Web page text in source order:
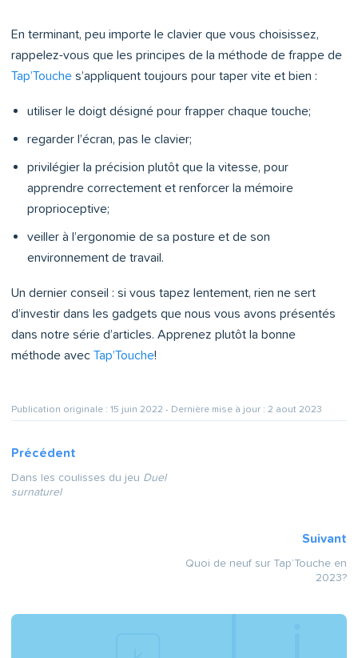
En terminant, peu importe le clavier que vous choisissez,
rappelez-vous que les principes de la méthode de frappe de
Tap’Touche s’appliquent toujours pour taper vite et bien :
utiliser le doigt désigné pour frapper chaque touche;
regarder l’écran, pas le clavier;
privilégier la précision plutôt que la vitesse, pour
apprendre correctement et renforcer la mémoire
proprioceptive;
veiller à l’ergonomie de sa posture et de son
environnement de travail.
Un dernier conseil : si vous tapez lentement, rien ne sert
d’investir dans les gadgets que nous vous avons présentés
dans notre série d’articles. Apprenez plutôt la bonne
méthode avec Tap’Touche!
Publication originale : 15 juin 2022 - Dernière mise à jour : 2 aout 2023
Précédent
Dans les coulisses du jeu Duel
surnaturel
Suivant
Quoi de neuf sur Tap’Touche en
2023?